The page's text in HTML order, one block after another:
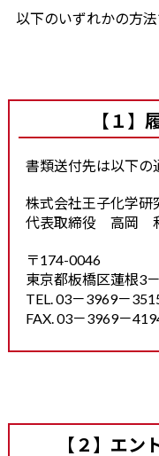
以下のいずれかの方法
【１】
書類送付先は以下の
株式会社王子化学研
代表取締役 高岡
〒174-0046
東京都板橋区蓮根3
TEL. 03－3969－
FAX. 03－3969－
【２】エン